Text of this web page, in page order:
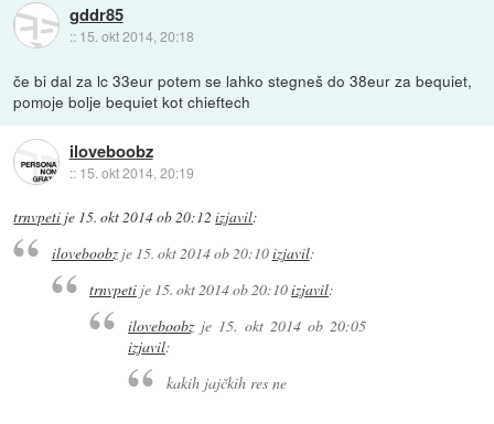
gddr85
:: 15. okt 2014, 20:18
če bi dal za lc 33eur potem se lahko stegneš do 38eur za bequiet,
pomoje bolje bequiet kot chieftech
iloveboobz
:: 15. okt 2014, 20:19
trnvpeti je 15. okt 2014 ob 20:12 izjavil:
iloveboobzje 15. okt 2014 ob 20:10izjavil:
trnvpeti je 15. okt 2014 ob 20:10izjavil:
iloveboobzje 15. okt 2014 ob 20:05
izjavil:
kakih jajčkih res ne